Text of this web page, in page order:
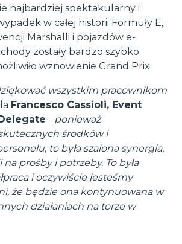
najbardziej spektakularny i
w całej historii Formuły E,
Marshalli i pojazdów e-
zostały bardzo szybko
wznowienie Grand Prix.
wszystkim pracownikom
Francesco Cassioli, Event
- ponieważ
środków i
to była szalona synergia,
prośby i potrzeby. To była
i oczywiście jesteśmy
że będzie ona kontynuowana w
działaniach na torze w